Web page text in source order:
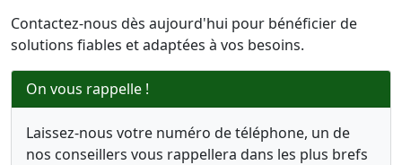
Contactez-nous dès aujourd'hui pour bénéficier de
solutions fiables et adaptées à vos besoins.
On vous rappelle !
Laissez-nous votre numéro de téléphone, un de
nos conseillers vous rappellera dans les plus brefs